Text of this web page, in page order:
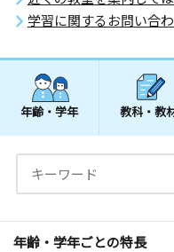
学習に関するお問い合
年齢・学年 教科・教
年齢・学年ごとの特長